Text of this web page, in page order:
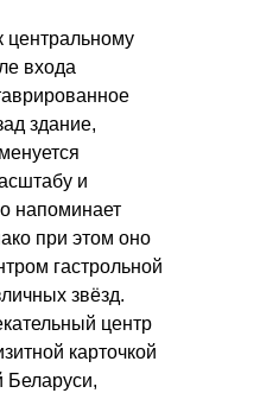
центральному
входа
здание,
и
напоминает
при этом оно
гастрольной
звёзд.
центр
карточкой
Беларуси,